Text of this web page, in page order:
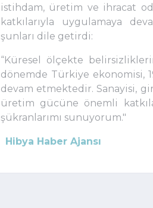
istihdam, üretim ve ihracat
katkılarıyla uygulamaya
şunları dile getirdi:
“Küresel ölçekte
dönemde Türkiye ekonomisi,
devam etmektedir. Sanayisi,
üretim gücüne önemli
şükranlarımı sunuyorum."
Hibya Haber Ajansı